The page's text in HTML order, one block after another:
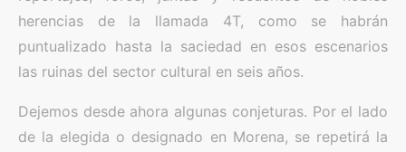
herencias de la llamada 4T, como se habrán
puntualizado hasta la saciedad en esos escenarios
las ruinas del sector cultural en seis años.
Dejemos desde ahora algunas conjeturas. Por el lado
de la elegida o designado en Morena, se repetirá la